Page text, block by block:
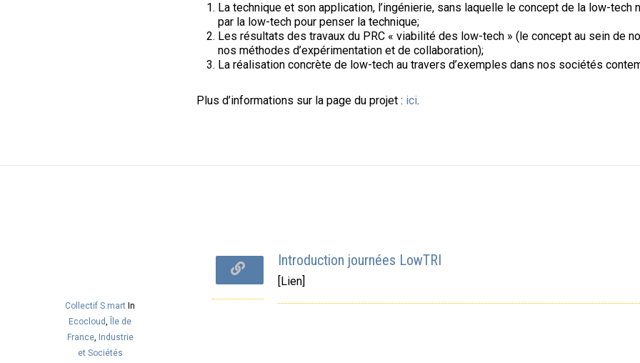
La technique et son application, l’ingénierie, sans laquelle le concept de la low-tech
par la low-tech pour penser la technique;
Les résultats des travaux du PRC « viabilité des low-tech » (le concept au sein de
nos méthodes d’expérimentation et de collaboration);
La réalisation concrète de low-tech au travers d’exemples dans nos sociétés
Plus d’informations sur la page du projet : ici.
Collectif S.mart In
Ecocloud,
Île de
France, Industrie
et Sociétés
Introduction journées LowTRI
[Lien]